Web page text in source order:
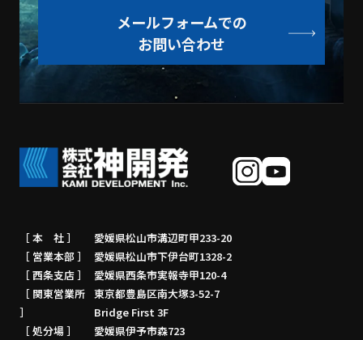
メールフォームでの
お問い合わせ
［ 本 社 ］
愛媛県松山市溝辺町甲233-20
［ 営業本部 ］
愛媛県松山市下伊台町1328-2
［ 西条支店 ］
愛媛県西条市実報寺甲120-4
［ 関東営業所
］
東京都豊島区南大塚3-52-7
Bridge First 3F
［ 処分場 ］
愛媛県伊予市森723